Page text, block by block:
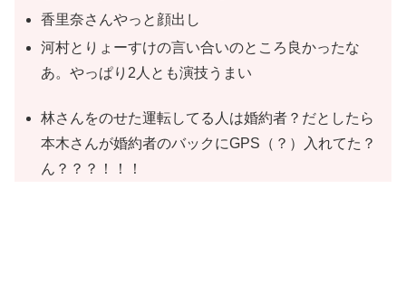
香里奈さんやっと顔出し
河村とりょーすけの言い合いのところ良かったな
あ。やっぱり2人とも演技うまい
林さんをのせた運転してる人は婚約者？だとしたら
本木さんが婚約者のバックにGPS（？）入れてた？
ん？？？！！！